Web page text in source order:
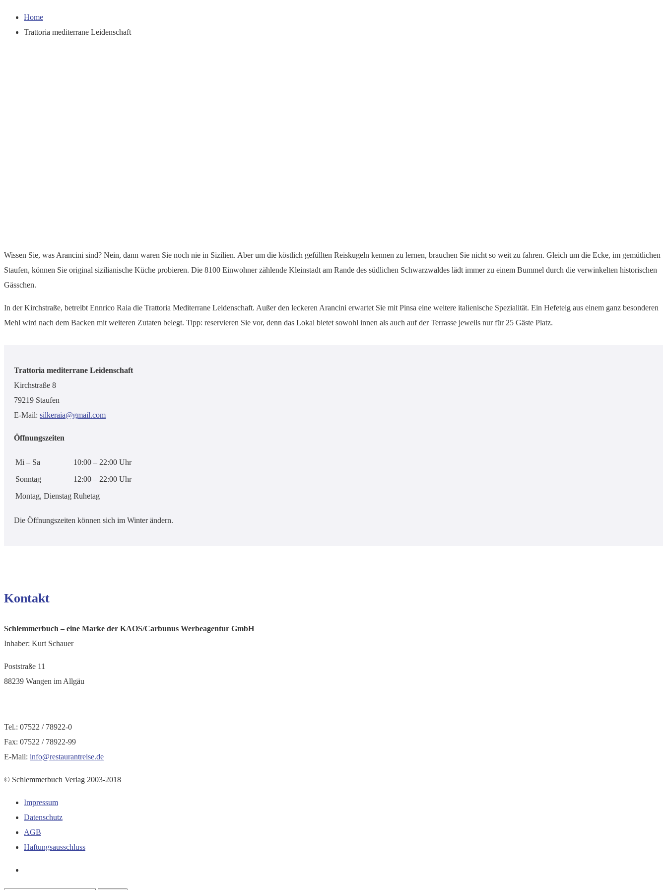
Home
Trattoria mediterrane Leidenschaft
Wissen Sie, was Arancini sind? Nein, dann waren Sie noch nie in Sizilien. Aber um die köstlich gefüllten Reiskugeln kennen zu lernen, brauchen Sie nicht so weit zu fahren. Gleich um die Ecke, im gemütlichen
Staufen, können Sie original sizilianische Küche probieren. Die 8100 Einwohner zählende Kleinstadt am Rande des südlichen Schwarzwaldes lädt immer zu einem Bummel durch die verwinkelten historischen
Gässchen.
In der Kirchstraße, betreibt Ennrico Raia die Trattoria Mediterrane Leidenschaft. Außer den leckeren Arancini erwartet Sie mit Pinsa eine weitere italienische Spezialität. Ein Hefeteig aus einem ganz besonderen
Mehl wird nach dem Backen mit weiteren Zutaten belegt. Tipp: reservieren Sie vor, denn das Lokal bietet sowohl innen als auch auf der Terrasse jeweils nur für 25 Gäste Platz.
Trattoria mediterrane Leidenschaft
Kirchstraße 8
79219 Staufen
E-Mail: silkeraia@gmail.com
Öffnungszeiten
Mi – Sa
10:00 – 22:00 Uhr
Sonntag
12:00 – 22:00 Uhr
Montag, Dienstag Ruhetag
Die Öffnungszeiten können sich im Winter ändern.
Kontakt
Schlemmerbuch – eine Marke der KAOS/Carbunus Werbeagentur GmbH
Inhaber: Kurt Schauer
Poststraße 11
88239 Wangen im Allgäu
Tel.: 07522 / 78922-0
Fax: 07522 / 78922-99
E-Mail: info@restaurantreise.de
© Schlemmerbuch Verlag 2003-2018
Impressum
Datenschutz
AGB
Haftungsausschluss